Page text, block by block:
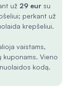
už 29 eur su
perkant už
krepšeliui.
vaistams,
kuponams. Vieno
kodą.